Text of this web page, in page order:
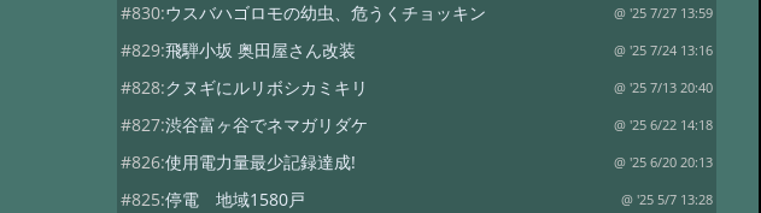
#830:ウスバハゴロモの幼虫、危うくチョッキン @ '25 7/27 13:59
#829:飛騨小坂 奥田屋さん改装 @ '25 7/24 13:16
#828:クヌギにルリボシカミキリ @ '25 7/13 20:40
#827:渋谷富ヶ谷でネマガリダケ @ '25 6/22 14:18
#826:使用電力量最少記録達成! @ '25 6/20 20:13
#825:停電 地域1580戸 @ '25 5/7 13:28